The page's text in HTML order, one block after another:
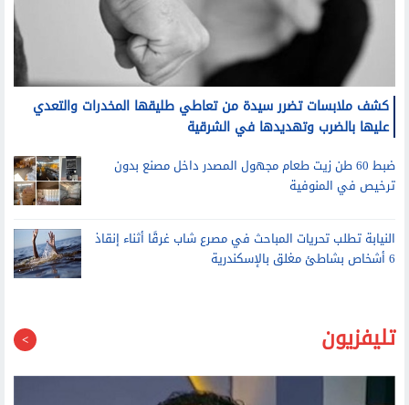
كشف ملابسات تضرر سيدة من تعاطي طليقها المخدرات والتعدي
عليها بالضرب وتهديدها في الشرقية
ضبط 60 طن زيت طعام مجهول المصدر داخل مصنع بدون
ترخيص في المنوفية
النيابة تطلب تحريات المباحث في مصرع شاب غرقًا أثناء إنقاذ
6 أشخاص بشاطئ مغلق بالإسكندرية
تليفزيون